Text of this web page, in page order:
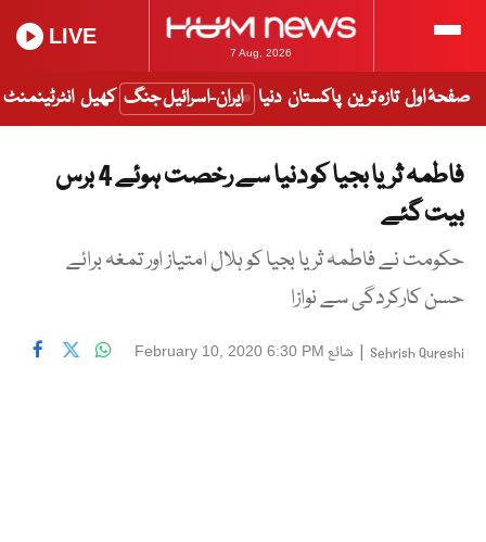
7 Aug, 2026
LIVE
صفحۂ اول تازہ ترین پاکستان دنیا ایران-اسرائیل جنگ کھیل انٹرٹینمنٹ
فاطمہ ثریا بجیا کو دنیا سے رخصت ہوئے 4 برس
بیت گئے
حکومت نے فاطمہ ثریا بجیا کو ہلال امتیاز اور تمغہ برائے
حسن کارکردگی سے نوازا
Sehrish Qureshi
| شائع February 10, 2020 6:30 PM